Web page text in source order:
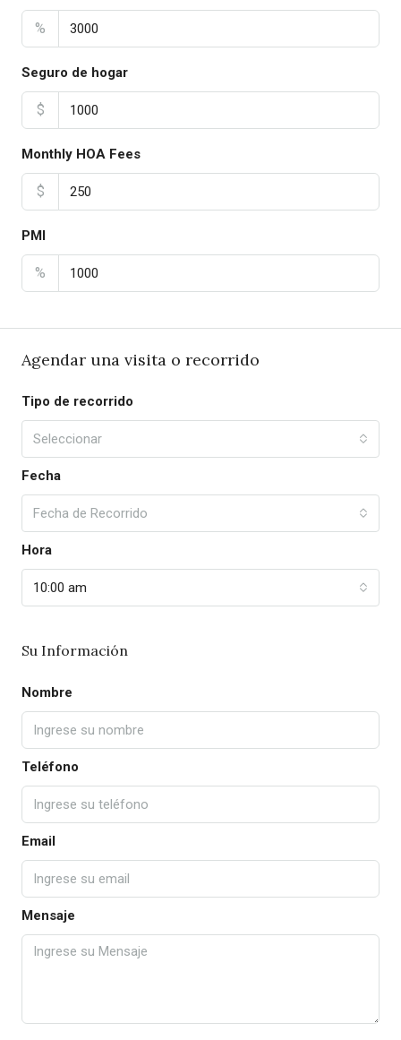
%
Seguro de hogar
$
Monthly HOA Fees
$
PMI
%
Agendar una visita o recorrido
Tipo de recorrido
Seleccionar
Fecha
Fecha de Recorrido
Hora
10:00 am
Su Información
Nombre
Teléfono
Email
Mensaje